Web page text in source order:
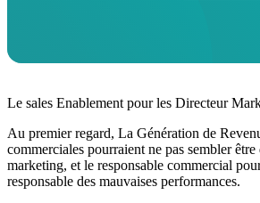
Le sales Enablement pour les Directeur
Au premier regard, La Génération de
commerciales pourraient ne pas sembler être
marketing, et le responsable commercial
responsable des mauvaises performances.